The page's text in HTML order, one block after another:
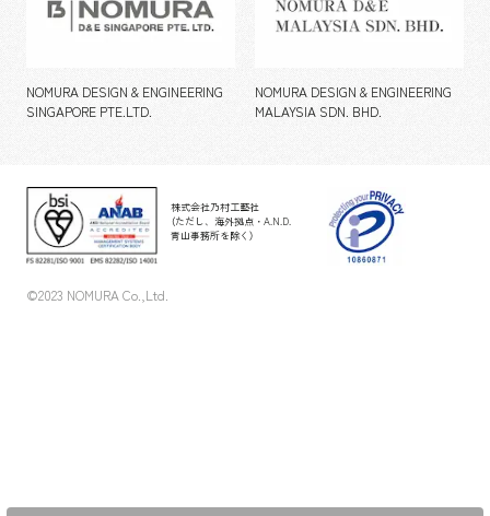
NOMURA DESIGN & ENGINEERING
SINGAPORE PTE.LTD.
NOMURA DESIGN & ENGINEERING
MALAYSIA SDN. BHD.
株式会社乃村工藝社
（ただし、海外拠点・A.N.D.
青山事務所を除く）
©2023 NOMURA Co.,Ltd.